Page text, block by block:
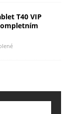
T40 VIP